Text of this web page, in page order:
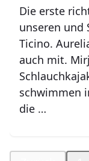
Die erste
unseren und
Ticino.
auch mit.
schwimmen
die …